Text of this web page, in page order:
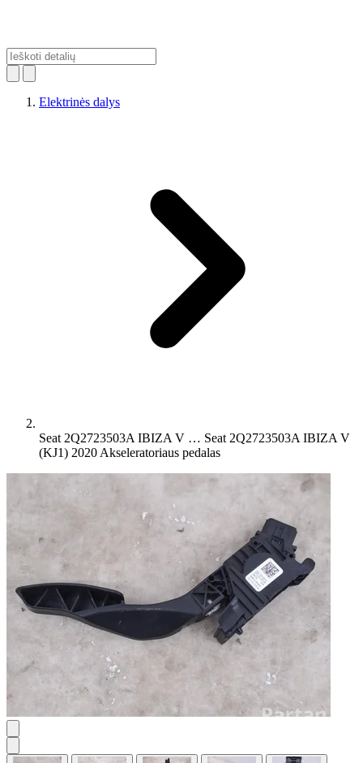
Elektrinės dalys
Seat 2Q2723503A IBIZA V … Seat 2Q2723503A IBIZA V
(KJ1) 2020 Akseleratoriaus pedalas